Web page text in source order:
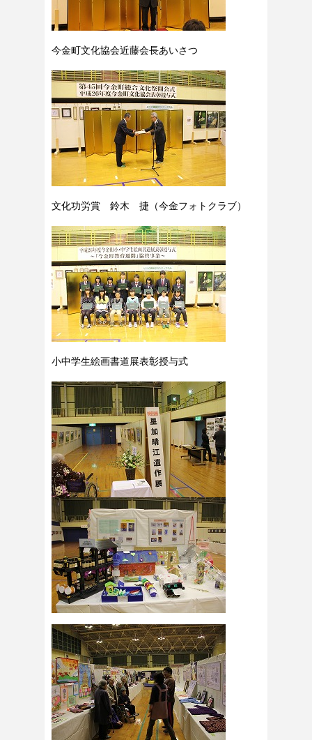
今金町文化協会近藤会長あいさつ
文化功労賞 鈴木 捷（今金フォトクラブ）
小中学生絵画書道展表彰授与式